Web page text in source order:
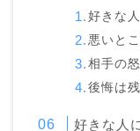
好きな
悪いと
相手の
後悔は
好きな人